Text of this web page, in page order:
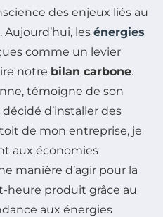
des enjeux liés au
les énergies
comme un levier
notre bilan carbone.
témoigne de son
décidé d’installer des
de mon entreprise, je
aux économies
manière d’agir pour la
heure produit grâce au
aux énergies